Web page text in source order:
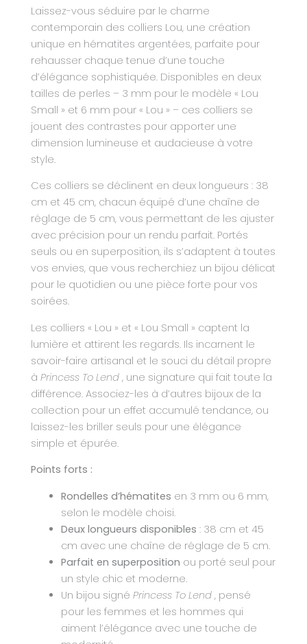
Laissez-vous séduire par le charme
contemporain des colliers Lou, une création
unique en hématites argentées, parfaite pour
rehausser chaque tenue d’une touche
d’élégance sophistiquée. Disponibles en deux
tailles de perles – 3 mm pour le modèle « Lou
Small » et 6 mm pour « Lou » – ces colliers se
jouent des contrastes pour apporter une
dimension lumineuse et audacieuse à votre
style.
Ces colliers se déclinent en deux longueurs : 38
cm et 45 cm, chacun équipé d’une chaîne de
réglage de 5 cm, vous permettant de les ajuster
avec précision pour un rendu parfait. Portés
seuls ou en superposition, ils s’adaptent à toutes
vos envies, que vous recherchiez un bijou délicat
pour le quotidien ou une pièce forte pour vos
soirées.
Les colliers « Lou » et « Lou Small » captent la
lumière et attirent les regards. Ils incarnent le
savoir-faire artisanal et le souci du détail propre
à Princess To Lend , une signature qui fait toute la
différence. Associez-les à d’autres bijoux de la
collection pour un effet accumulé tendance, ou
laissez-les briller seuls pour une élégance
simple et épurée.
Points forts :
Rondelles d’hématites en 3 mm ou 6 mm,
selon le modèle choisi.
Deux longueurs disponibles : 38 cm et 45
cm avec une chaîne de réglage de 5 cm.
Parfait en superposition ou porté seul pour
un style chic et moderne.
Un bijou signé Princess To Lend, pensé
pour les femmes et les hommes qui
aiment l’élégance avec une touche de